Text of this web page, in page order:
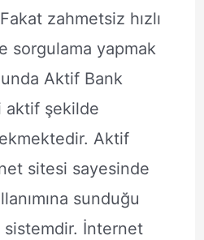
zahmetsiz hızlı
sorgulama yapmak
Aktif Bank
aktif şekilde
Aktif
sitesi sayesinde
sunduğu
İnternet